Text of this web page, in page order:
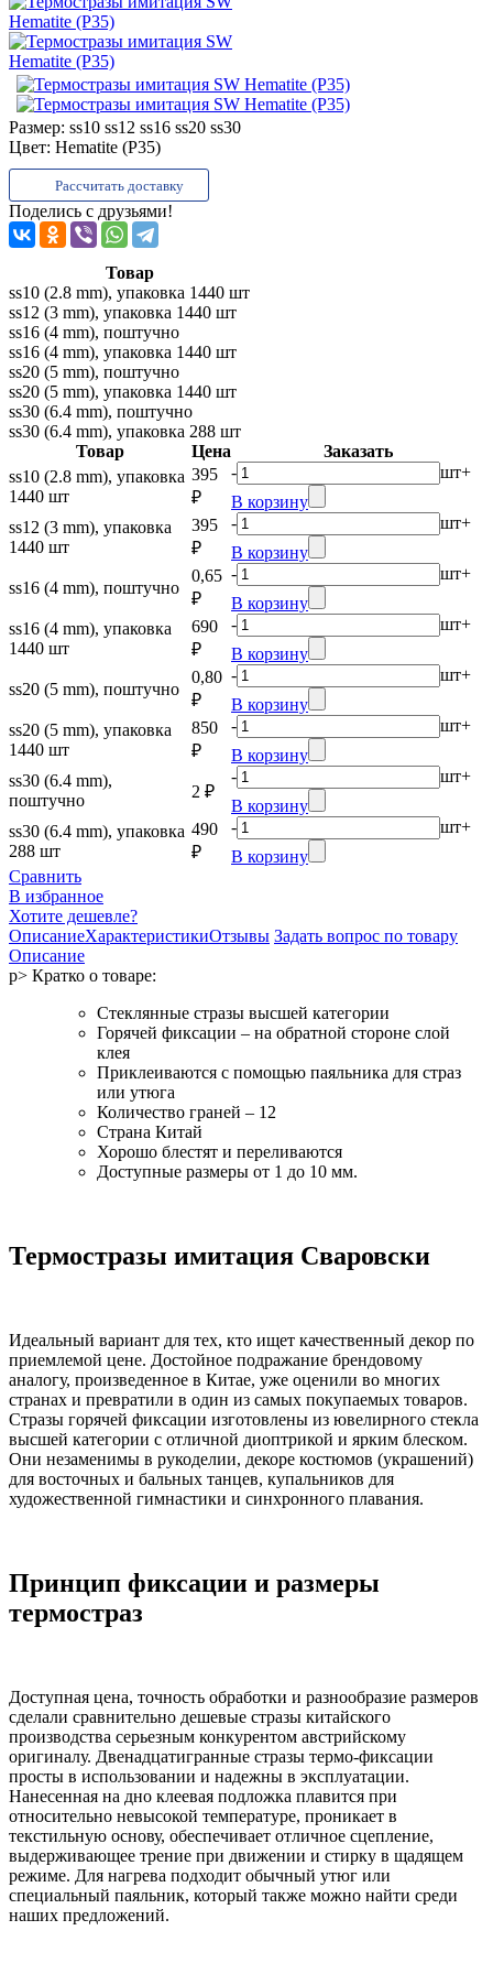
Размер: ss10 ss12 ss16 ss20 ss30
Цвет: Hematite (P35)
Рассчитать доставку
Поделись с друзьями!
Товар
ss10 (2.8 mm), упаковка 1440 шт
ss12 (3 mm), упаковка 1440 шт
ss16 (4 mm), поштучно
ss16 (4 mm), упаковка 1440 шт
ss20 (5 mm), поштучно
ss20 (5 mm), упаковка 1440 шт
ss30 (6.4 mm), поштучно
ss30 (6.4 mm), упаковка 288 шт
Товар
Цена
Заказать
ss10 (2.8 mm), упаковка
1440 шт
395
₽
- шт+
В корзину
ss12 (3 mm), упаковка
1440 шт
395
₽
- шт+
В корзину
ss16 (4 mm), поштучно
0,65
₽
- шт+
В корзину
ss16 (4 mm), упаковка
1440 шт
690
₽
- шт+
В корзину
ss20 (5 mm), поштучно
0,80
₽
- шт+
В корзину
ss20 (5 mm), упаковка
1440 шт
850
₽
- шт+
В корзину
ss30 (6.4 mm),
поштучно
2 ₽
- шт+
В корзину
ss30 (6.4 mm), упаковка
288 шт
490
₽
- шт+
В корзину
Сравнить
В избранное
Хотите дешевле?
ОписаниеХарактеристикиОтзывы Задать вопрос по товару
Описание
p> Кратко о товаре:
Стеклянные стразы высшей категории
Горячей фиксации – на обратной стороне слой
клея
Приклеиваются с помощью паяльника для страз
или утюга
Количество граней – 12
Страна Китай
Хорошо блестят и переливаются
Доступные размеры от 1 до 10 мм.
Термостразы имитация Сваровски
Идеальный вариант для тех, кто ищет качественный декор по
приемлемой цене. Достойное подражание брендовому
аналогу, произведенное в Китае, уже оценили во многих
странах и превратили в один из самых покупаемых товаров.
Стразы горячей фиксации изготовлены из ювелирного стекла
высшей категории с отличной диоптрикой и ярким блеском.
Они незаменимы в рукоделии, декоре костюмов (украшений)
для восточных и бальных танцев, купальников для
художественной гимнастики и синхронного плавания.
Принцип фиксации и размеры
термостраз
Доступная цена, точность обработки и разнообразие размеров
сделали сравнительно дешевые стразы китайского
производства серьезным конкурентом австрийскому
оригиналу. Двенадцатигранные стразы термо-фиксации
просты в использовании и надежны в эксплуатации.
Нанесенная на дно клеевая подложка плавится при
относительно невысокой температуре, проникает в
текстильную основу, обеспечивает отличное сцепление,
выдерживающее трение при движении и стирку в щадящем
режиме. Для нагрева подходит обычный утюг или
специальный паяльник, который также можно найти среди
наших предложений.